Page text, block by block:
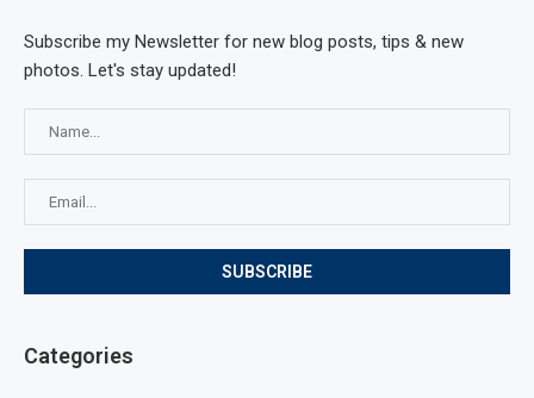
Subscribe my Newsletter for new blog posts, tips & new
photos. Let's stay updated!
Categories